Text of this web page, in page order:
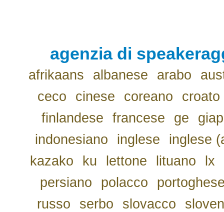
agenzia di
afrikaans albanese arabo
ceco
cinese coreano
croato
finlandese
francese ge
indonesiano
inglese
inglese
kazako
ku lettone lituano lx
persiano
polacco
russo
serbo slovacco